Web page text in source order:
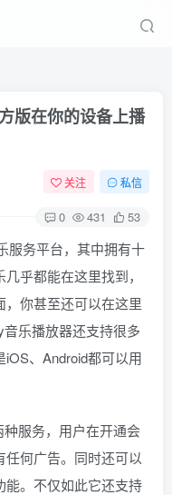
版在你的设备上播
关注 私信
0 431 53
服务平台，其中拥有十
乎都能在这里找到，
你甚至还可以在这里
乐播放器还支持很多
、Android都可以用
服务，用户在开通会
何广告。同时还可以
能。不仅如此它还支持